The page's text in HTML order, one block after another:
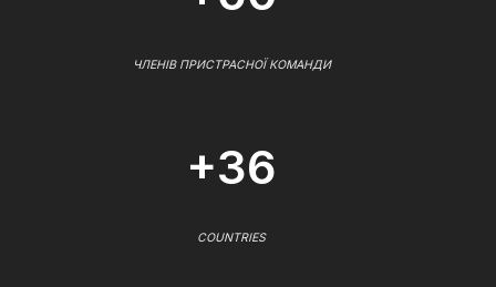
ЧЛЕНІВ ПРИСТРАСНОЇ КОМАНДИ
+36
COUNTRIES